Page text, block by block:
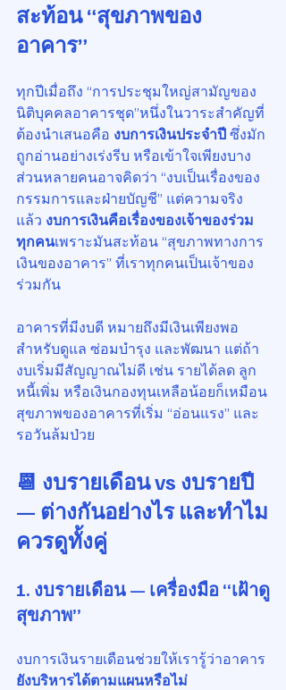
สะท้อน “สุขภาพของ
อาคาร”
ทุกปีเมื่อถึง “การประชุมใหญ่สามัญของ
นิติบุคคลอาคารชุด”หนึ่งในวาระสำคัญที่
ต้องนำเสนอคือ งบการเงินประจำปี ซึ่งมัก
ถูกอ่านอย่างเร่งรีบ หรือเข้าใจเพียงบาง
ส่วนหลายคนอาจคิดว่า “งบเป็นเรื่องของ
กรรมการและฝ่ายบัญชี” แต่ความจริง
แล้ว งบการเงินคือเรื่องของเจ้าของร่วม
ทุกคนเพราะมันสะท้อน “สุขภาพทางการ
เงินของอาคาร” ที่เราทุกคนเป็นเจ้าของ
ร่วมกัน
อาคารที่มีงบดี หมายถึงมีเงินเพียงพอ
สำหรับดูแล ซ่อมบำรุง และพัฒนา แต่ถ้า
งบเริ่มมีสัญญาณไม่ดี เช่น รายได้ลด ลูก
หนี้เพิ่ม หรือเงินกองทุนเหลือน้อยก็เหมือน
สุขภาพของอาคารที่เริ่ม “อ่อนแรง” และ
รอวันล้มป่วย
📆 งบรายเดือน vs งบรายปี
— ต่างกันอย่างไร และทำไม
ควรดูทั้งคู่
1. งบรายเดือน — เครื่องมือ “เฝ้าดู
สุขภาพ”
งบการเงินรายเดือนช่วยให้เรารู้ว่าอาคาร
ยังบริหารได้ตามแผนหรือไม่